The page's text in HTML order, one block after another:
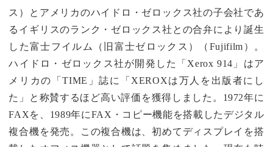
ス）とアメリカのハイドロ・ゼロックス社の子会社であ
るイギリスのランク・ゼロックス社との合弁により誕生
した富士フイルム（旧富士ゼロックス）（Fujifilm）。
ハイドロ・ゼロックス社が開発した「Xerox 914」はア
メリカの「TIME」誌に「XEROXは万人を出版者にし
た」と称賛するほど高い評価を獲得しました。1972年に
FAXを、1989年にFAX・コピー機能を搭載したデジタル
複合機を発売。この複合機は、初めてディスプレイを搭